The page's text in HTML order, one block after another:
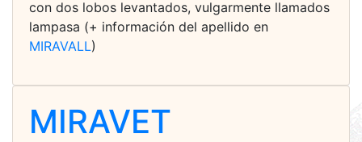
con dos lobos levantados, vulgarmente llamados
lampasa (+ información del apellido en
MIRAVALL)
MIRAVET